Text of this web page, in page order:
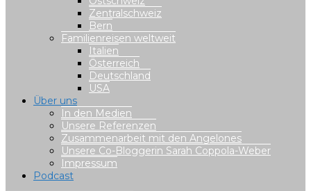
Zentralschweiz
Bern
Familienreisen weltweit
Italien
Österreich
Deutschland
USA
Über uns
In den Medien
Unsere Referenzen
Zusammenarbeit mit den Angelones
Unsere Co-Bloggerin Sarah Coppola-Weber
Impressum
Podcast